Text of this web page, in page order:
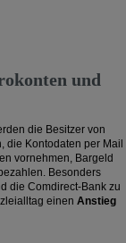
und
die Besitzer von
die Kontodaten per Mail
vornehmen, Bargeld
Besonders
die Comdirect-Bank zu
einen Anstieg